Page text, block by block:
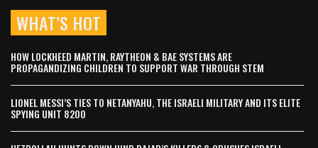
WHAT’S HOT
HOW LOCKHEED MARTIN, RAYTHEON & BAE SYSTEMS ARE
PROPAGANDIZING CHILDREN TO SUPPORT WAR THROUGH STEM
LIONEL MESSI’S TIES TO NETANYAHU, THE ISRAELI MILITARY AND ITS ELITE
SPYING UNIT 8200